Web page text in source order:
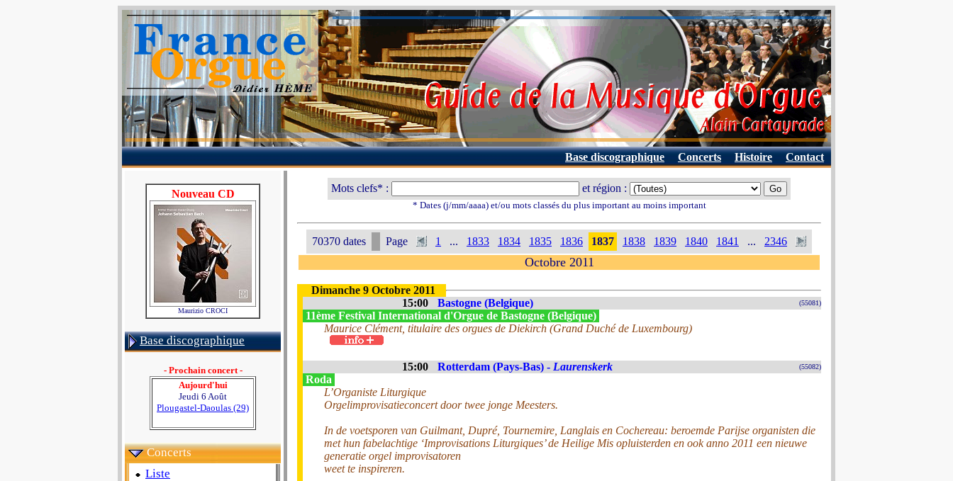
Base discographique Concerts Histoire Contact
Nouveau CD
Maurizio CROCI
Base discographique
- Prochain concert -
Aujourd'hui
Jeudi 6 Août
Plougastel-Daoulas (29)
Concerts
Liste
Mots clefs* : et région :
* Dates (j/mm/aaaa) et/ou mots classés du plus important au moins important
70370 dates Page 1 ... 1833 1834 1835 1836 1837 1838 1839 1840 1841 ... 2346
Octobre 2011
Dimanche 9 Octobre 2011
15:00
Bastogne (Belgique) (55081)
11ème Festival International d'Orgue de Bastogne (Belgique)
Maurice Clément, titulaire des orgues de Diekirch (Grand Duché de Luxembourg)
15:00 Rotterdam (Pays-Bas) - Laurenskerk (55082)
Roda
L’Organiste Liturgique
Orgelimprovisatieconcert door twee jonge Meesters.
In de voetsporen van Guilmant, Dupré, Tournemire, Langlais en Cochereau: beroemde Parijse organisten die
met hun fabelachtige ‘Improvisations Liturgiques’ de Heilige Mis opluisterden en ook anno 2011 een nieuwe
generatie orgel improvisatoren
weet te inspireren.